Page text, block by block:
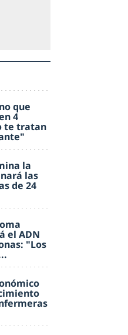
que
4
te tratan
la
las
de 24
el ADN
"Los